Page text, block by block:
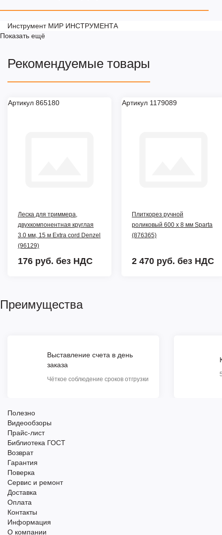
Инструмент МИР ИНСТРУМЕНТА
Показать ещё
Рекомендуемые товары
Артикул 865180
Леска для триммера,
двухкомпонентная круглая
3.0 мм, 15 м Extra cord Denzel
(96129)
176 руб. без НДС
Артикул 1179089
Плиткорез ручной
роликовый 600 х 8 мм Sparta
(876365)
2 470 руб. без НДС
Преимущества
Выставление счета в день
заказа
Чёткое соблюдение сроков отгрузки
Полезно
Видеообзоры
Прайс-лист
Библиотека ГОСТ
Возврат
Гарантия
Поверка
Сервис и ремонт
Доставка
Оплата
Контакты
Информация
О компании